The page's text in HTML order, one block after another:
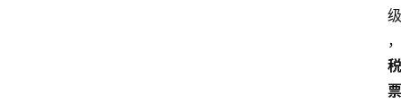
级
，
税
票